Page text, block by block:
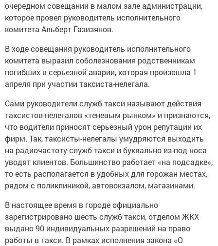
очередном совещании в малом зале администрации,
которое провел руководитель исполнительного
комитета Альберт Газизянов.
В ходе совещания руководитель исполнительного
комитета выразил соболезнования родственникам
погибших в серьезной аварии, которая произошла 1
апреля при участии таксиста-нелегала.
Сами руководители служб такси называют действия
таксистов-нелегалов «теневым рынком» и признаются,
что водители приносят серьезный урон репутации их
фирм. Так, таксисты-нелегалы умудряются выходить
на радиочастоту служб такси и буквально из-под носа
уводят клиентов. Большинство работает «на подсадке»,
то есть располагается в удобных для горожан местах,
рядом с поликлиникой, автовокзалом, магазинами.
В настоящее время в городе официально
зарегистрировано шесть служб такси, отделом ЖКХ
выдано 90 индивидуальных разрешений на право
работы в такси. В рамках исполнения закона «О